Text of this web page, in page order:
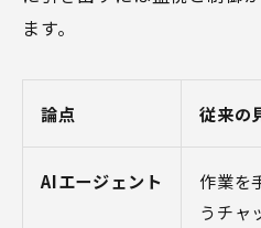
ます。
論点 従来の
AIエージェント
作業を
うチャ